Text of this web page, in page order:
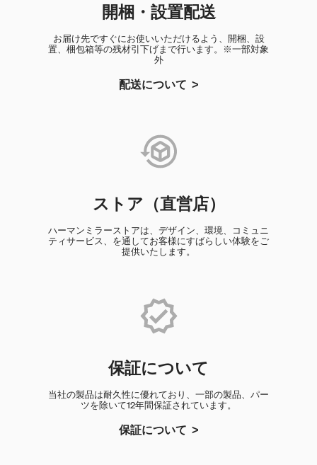
開梱・設置配送
お届け先ですぐにお使いいただけるよう、開梱、設
置、梱包箱等の残材引下げまで行います。※一部対象
外
配送について
ストア（直営店）
ハーマンミラーストアは、デザイン、環境、コミュニ
ティサービス、を通してお客様にすばらしい体験をご
提供いたします。
保証について
当社の製品は耐久性に優れており、一部の製品、パー
ツを除いて12年間保証されています。
保証について